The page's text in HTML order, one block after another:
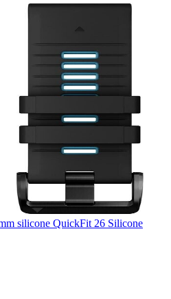
silicone QuickFit 26 Silicone